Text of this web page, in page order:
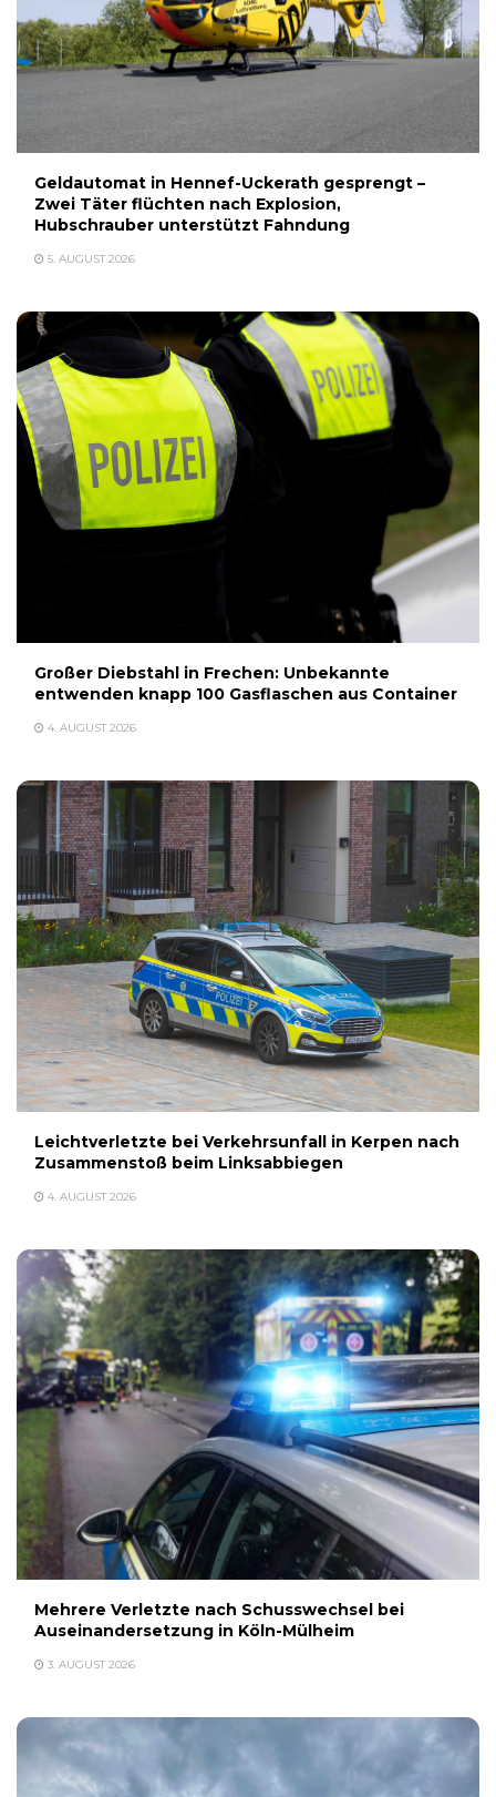
Geldautomat in Hennef-Uckerath gesprengt –
Zwei Täter flüchten nach Explosion,
Hubschrauber unterstützt Fahndung
5. AUGUST 2026
Großer Diebstahl in Frechen: Unbekannte
entwenden knapp 100 Gasflaschen aus Container
4. AUGUST 2026
Leichtverletzte bei Verkehrsunfall in Kerpen nach
Zusammenstoß beim Linksabbiegen
4. AUGUST 2026
Mehrere Verletzte nach Schusswechsel bei
Auseinandersetzung in Köln-Mülheim
3. AUGUST 2026